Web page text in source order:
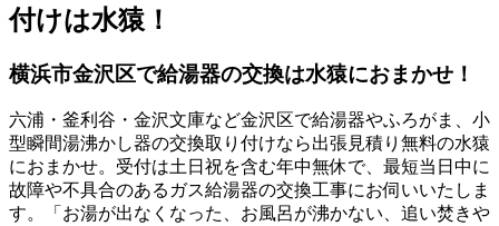
付けは水猿！
横浜市金沢区で給湯器の交換は水猿におまかせ！
六浦・釜利谷・金沢文庫など金沢区で給湯器やふろがま、小
型瞬間湯沸かし器の交換取り付けなら出張見積り無料の水猿
におまかせ。受付は土日祝を含む年中無休で、最短当日中に
故障や不具合のあるガス給湯器の交換工事にお伺いいたしま
す。「お湯が出なくなった、お風呂が沸かない、追い焚きや